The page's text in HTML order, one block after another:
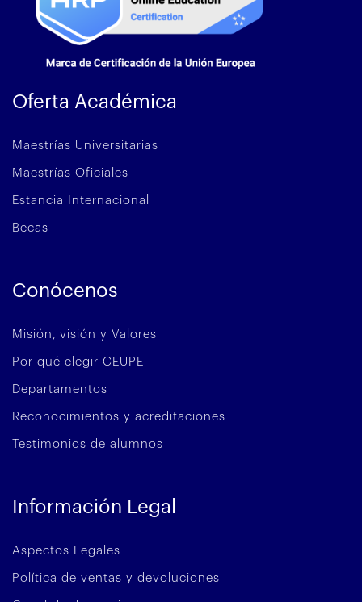
Oferta Académica
Maestrías Universitarias
Maestrías Oficiales
Estancia Internacional
Becas
Conócenos
Misión, visión y Valores
Por qué elegir CEUPE
Departamentos
Reconocimientos y acreditaciones
Testimonios de alumnos
Información Legal
Aspectos Legales
Política de ventas y devoluciones